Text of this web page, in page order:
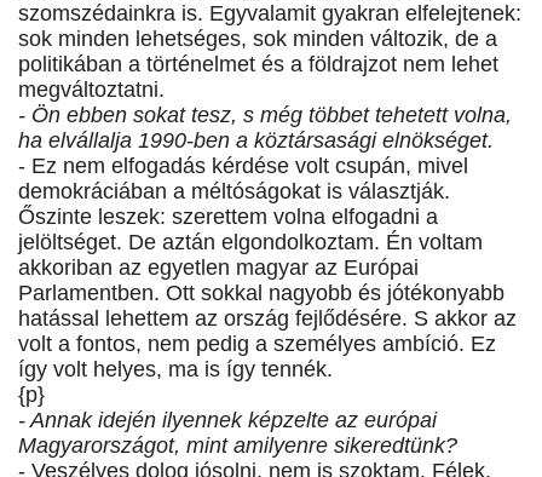
szomszédainkra is. Egyvalamit gyakran elfelejtenek:
sok minden lehetséges, sok minden változik, de a
politikában a történelmet és a földrajzot nem lehet
megváltoztatni.
- Ön ebben sokat tesz, s még többet tehetett volna,
ha elvállalja 1990-ben a köztársasági elnökséget.
- Ez nem elfogadás kérdése volt csupán, mivel
demokráciában a méltóságokat is választják.
Őszinte leszek: szerettem volna elfogadni a
jelöltséget. De aztán elgondolkoztam. Én voltam
akkoriban az egyetlen magyar az Európai
Parlamentben. Ott sokkal nagyobb és jótékonyabb
hatással lehettem az ország fejlődésére. S akkor az
volt a fontos, nem pedig a személyes ambíció. Ez
így volt helyes, ma is így tennék.
{p}
- Annak idején ilyennek képzelte az európai
Magyarországot, mint amilyenre sikeredtünk?
- Veszélyes dolog jósolni, nem is szoktam. Félek,